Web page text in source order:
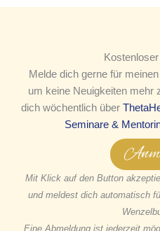
Melde dich gerne für meinen
um keine Neuigkeiten mehr
dich wöchentlich über
Seminare &
Mit Klick auf den Button
und meldest dich automatisch
Eine Abmeldung ist jederzeit